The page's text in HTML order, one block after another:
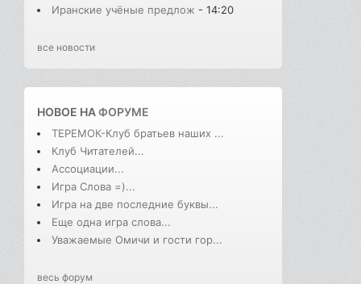
Иранские учёные предлож - 14:20
все новости
НОВОЕ НАФОРУМЕ
ТЕРЕМОК-Клуб братьев наших ...
Клуб Читателей...
Ассоциации...
Игра Слова =)...
Игра на две последние буквы...
Еще одна игра слова...
Уважаемые Омичи и гости гор...
весь форум